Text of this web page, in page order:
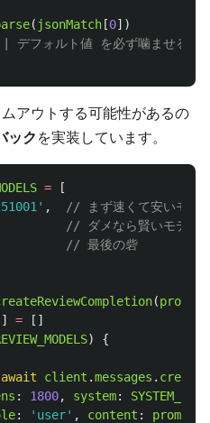
( jsonMatch [0])
フォルト値 を必ず噛ませる
アウトする可能性があるの
ック を実装しています。
=
[
' ,
// まず速くて安いモデ
// ダメなら賢いモデル
// 最後の砦
(prompt
=
[]
)
{
await client .messages . create
: 1800, system:
: ' user' , content : prompt